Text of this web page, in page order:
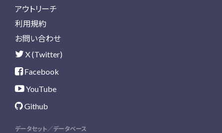
アウトリーチ
利用規約
お問い合わせ
X (Twitter)
Facebook
YouTube
Github
データセット／データベース